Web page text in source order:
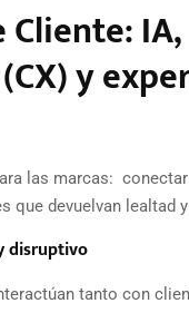
IA,
y
las marcas:
que devuelvan lealtad
disruptivo
tanto con